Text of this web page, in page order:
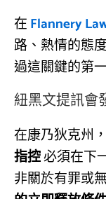
在Flannery
路、熱情的態
過這關鍵的第
紐黑文提訊會
在康乃狄克州
指控必須在下
非關於有罪或